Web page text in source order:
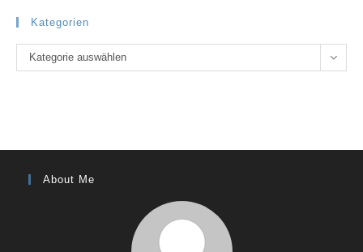
Kategorien
Kategorien
Kategorie auswählen
About Me